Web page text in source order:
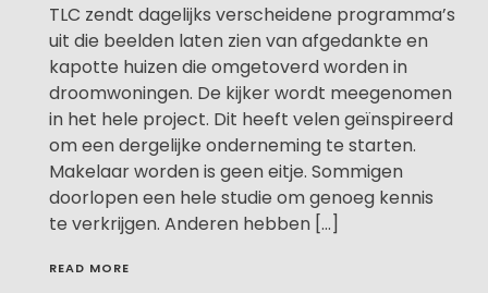
TLC zendt dagelijks verscheidene programma’s
uit die beelden laten zien van afgedankte en
kapotte huizen die omgetoverd worden in
droomwoningen. De kijker wordt meegenomen
in het hele project. Dit heeft velen geïnspireerd
om een dergelijke onderneming te starten.
Makelaar worden is geen eitje. Sommigen
doorlopen een hele studie om genoeg kennis
te verkrijgen. Anderen hebben […]
READ MORE